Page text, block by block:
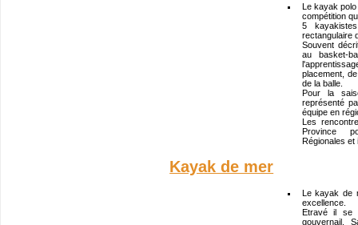
Le kayak
compétition
5
rectangulaire
Souvent
au basket-
placement,
de la balle.
Pour la
représenté
équipe en
Les
Province
Régionales et
Kayak de mer
Le kayak de
excellence.
Etravé il se
gouvernail.